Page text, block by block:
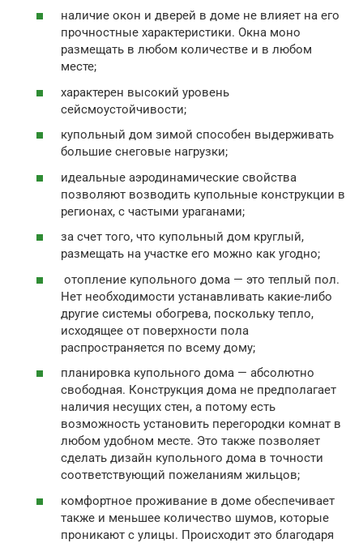
наличие окон и дверей в доме не влияет на его
прочностные характеристики. Окна моно
размещать в любом количестве и в любом
месте;
характерен высокий уровень
сейсмоустойчивости;
купольный дом зимой способен выдерживать
большие снеговые нагрузки;
идеальные аэродинамические свойства
позволяют возводить купольные конструкции в
регионах, с частыми ураганами;
за счет того, что купольный дом круглый,
размещать на участке его можно как угодно;
отопление купольного дома — это теплый пол.
Нет необходимости устанавливать какие-либо
другие системы обогрева, поскольку тепло,
исходящее от поверхности пола
распространяется по всему дому;
планировка купольного дома — абсолютно
свободная. Конструкция дома не предполагает
наличия несущих стен, а потому есть
возможность установить перегородки комнат в
любом удобном месте. Это также позволяет
сделать дизайн купольного дома в точности
соответствующий пожеланиям жильцов;
комфортное проживание в доме обеспечивает
также и меньшее количество шумов, которые
проникают с улицы. Происходит это благодаря